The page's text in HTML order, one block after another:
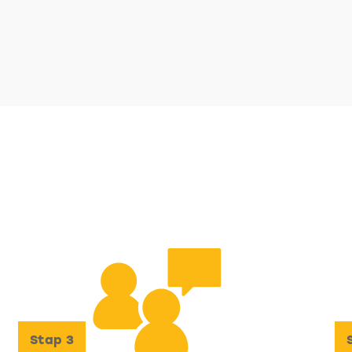
Stap 3